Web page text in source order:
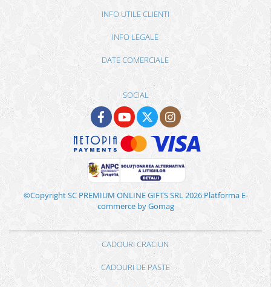
INFO UTILE CLIENTI
INFO LEGALE
DATE COMERCIALE
SOCIAL
©Copyright SC PREMIUM ONLINE GIFTS SRL 2026 Platforma E-
commerce by Gomag
CADOURI CRACIUN
CADOURI DE PASTE